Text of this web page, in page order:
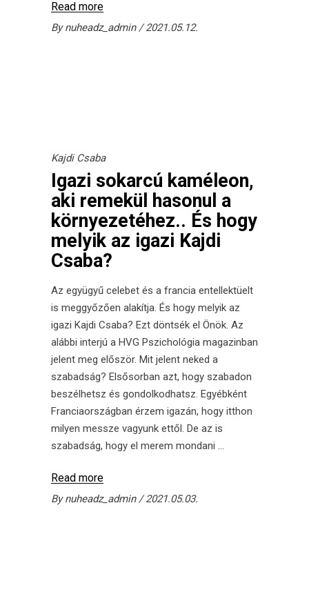
Read more
Bynuheadz_admin 2021.05.12.
Kajdi Csaba
Igazi sokarcú kaméleon,
aki remekül hasonul a
környezetéhez.. És hogy
melyik az igazi Kajdi
Csaba?
Az együgyű celebet és a francia entellektüelt
is meggyőzően alakítja. És hogy melyik az
igazi Kajdi Csaba? Ezt döntsék el Önök. Az
alábbi interjú a HVG Pszichológia magazinban
jelent meg először. Mit jelent neked a
szabadság? Elsősorban azt, hogy szabadon
beszélhetsz és gondolkodhatsz. Egyébként
Franciaországban érzem igazán, hogy itthon
milyen messze vagyunk ettől. De az is
szabadság, hogy el merem mondani
Read more
Bynuheadz_admin 2021.05.03.